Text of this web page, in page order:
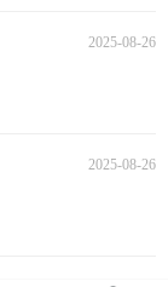
2025-08-26
2025-08-26